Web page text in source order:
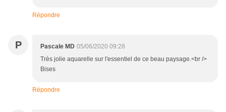
Répondre
P Pascale MD 05/06/2020 09:28
Très jolie aquarelle sur l'essentiel de ce beau paysage.<br />
Bises
Répondre